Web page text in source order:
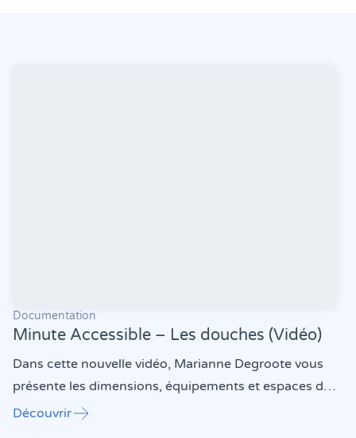
Minute Accessible – Les douches (Vidéo)
Documentation
Dans cette nouvelle vidéo, Marianne Degroote vous
présente les dimensions, équipements et espaces de
manœuvre qui contribuent à garantir l’autonomie et
Découvrir"Minute Accessible – Les douches (Vidéo)"